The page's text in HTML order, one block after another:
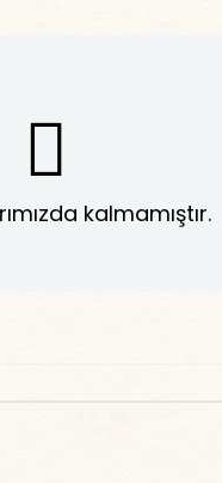
kalmamıştır.